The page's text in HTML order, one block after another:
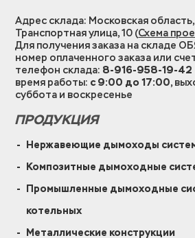
Адрес склада: Московская
Транспортная улица, 10 (Схема
Для получения заказа на складе
номер оплаченного заказа или
телефон склада: 8-916-958-19-42
время работы: с 9:00 до 17:00,
суббота и воскресенье
ПРОДУКЦИЯ
Нержавеющие дымоходы
Композитные дымоходные
Промышленные дымоходные
котельных
Металлические конструкции